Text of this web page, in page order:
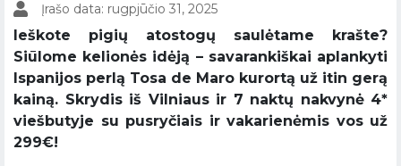
Įrašo data: rugpjūčio 31, 2025
Ieškote pigių atostogų saulėtame krašte?
Siūlome kelionės idėją – savarankiškai aplankyti
Ispanijos perlą Tosa de Maro kurortą už itin gerą
kainą. Skrydis iš Vilniaus ir 7 naktų nakvynė 4*
viešbutyje su pusryčiais ir vakarienėmis vos už
299€!